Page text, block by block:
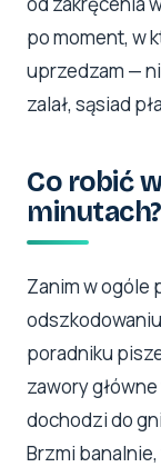
po moment, w
uprzedzam —
zalał, sąsiad
Co robić
minutach?
Zanim w ogóle
poradniku
zawory
dochodzi do
Brzmi